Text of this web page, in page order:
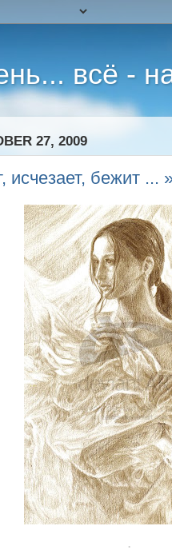
всё -
27, 2009
исчезает, бежит ...
.